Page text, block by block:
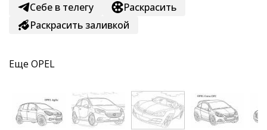
Себе в телегу
Раскрасить
Раскрасить заливкой
Еще OPEL